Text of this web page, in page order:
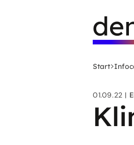
Deutsche
Energie-
Agentur
-
Startseite
Start
01.09.22